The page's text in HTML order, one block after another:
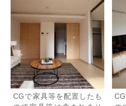
ン/不動院前
広島高速交通ア
歩16分
7.0万円(管理費
3LDK / 65.25㎡ /
広島県広島市東
8.1万円ＪＲ芸
ＪＲ芸備線/矢賀
8.1万円(管理費
3DK / 56.09㎡ /
広島県広島市南区仁保１丁目
広
CGで家具等を配置したも